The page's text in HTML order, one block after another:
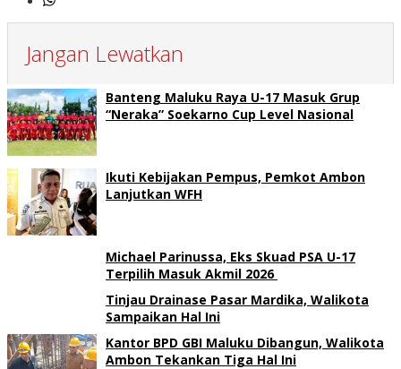
Jangan Lewatkan
Banteng Maluku Raya U-17 Masuk Grup
“Neraka” Soekarno Cup Level Nasional
Ikuti Kebijakan Pempus, Pemkot Ambon
Lanjutkan WFH
Michael Parinussa, Eks Skuad PSA U-17
Terpilih Masuk Akmil 2026
Tinjau Drainase Pasar Mardika, Walikota
Sampaikan Hal Ini
Kantor BPD GBI Maluku Dibangun, Walikota
Ambon Tekankan Tiga Hal Ini